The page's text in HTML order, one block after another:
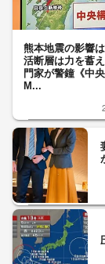
熊本地震の影響
活断層は力を蓄
門家が警鐘《中央
M...